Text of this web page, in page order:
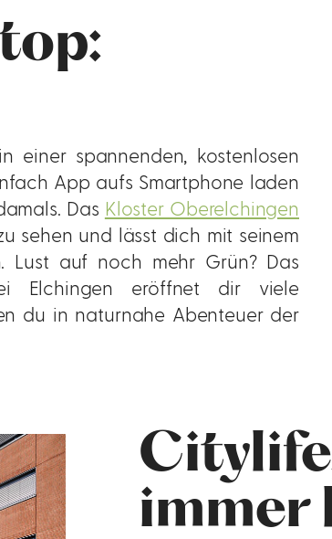
einer spannenden, kostenlosen
App aufs Smartphone laden
Das Kloster Oberelchingen
sehen und lässt dich mit seinem
Lust auf noch mehr Grün? Das
Elchingen eröffnet dir viele
du in naturnahe Abenteuer der
immer